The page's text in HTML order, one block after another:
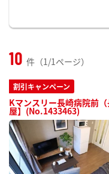
10 件（1/1ページ）
割引キャンペーン
Kマンスリー長崎病院前
屋】(No.1433463)